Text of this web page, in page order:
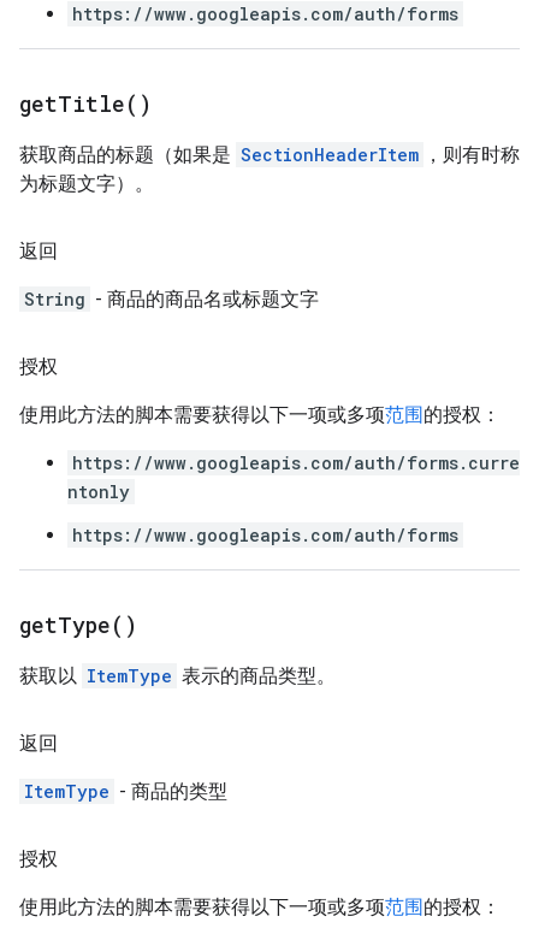
https://www.googleapis.com/auth/forms
getTitle( )
获取商品的标题（如果是 SectionHeaderItem ，则有时称
为标题文字）。
返回
String - 商品的商品名或标题文字
授权
使用此方法的脚本需要获得以下一项或多项范围的授权：
https://www.googleapis.com/auth/forms.curre
ntonly
https://www.googleapis.com/auth/forms
getType( )
获取以 ItemType 表示的商品类型。
返回
ItemType - 商品的类型
授权
使用此方法的脚本需要获得以下一项或多项范围的授权：